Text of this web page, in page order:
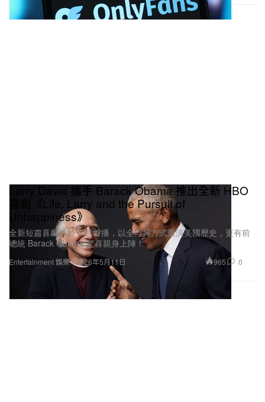
Entertainment 娛樂
Larry David 攜手 Barack Obama 推出全新 HBO
喜劇《Life, Larry and the Pursuit of
Unhappiness》
全新短篇喜劇將於 6 月首播，以全即興方式重演美國歷史，更有前
總統 Barack Obama 驚喜親身上陣！
2026年5月11日 965 0